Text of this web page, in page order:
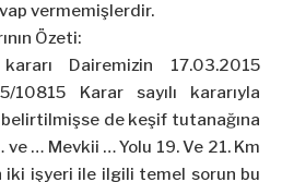
vermemişlerdir.
Özeti:
Dairemizin 17.03.2015
10815 Karar sayılı kararıyla
belirtilmişse de keşif tutanağına
ve … Mevkii … Yolu 19. Ve 21. Km
işyeri ile ilgili temel sorun bu